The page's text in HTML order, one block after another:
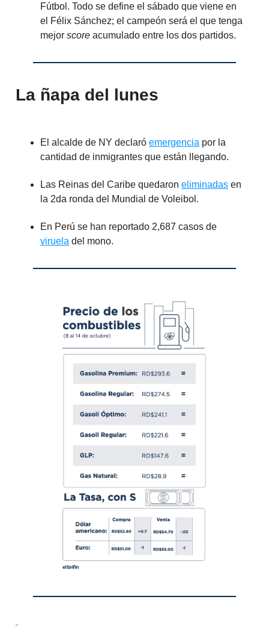
Fútbol. Todo se define el sábado que viene en
el Félix Sánchez; el campeón será el que tenga
mejor score acumulado entre los dos partidos.
La ñapa del lunes
El alcalde de NY declaró emergencia por la
cantidad de inmigrantes que están llegando.
Las Reinas del Caribe quedaron eliminadas en
la 2da ronda del Mundial de Voleibol.
En Perú se han reportado 2,687 casos de
viruela del mono.